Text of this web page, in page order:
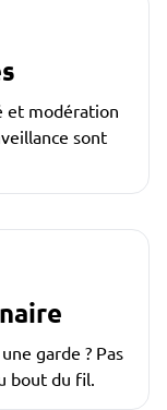
et modération
sont
garde ? Pas
bout du fil.